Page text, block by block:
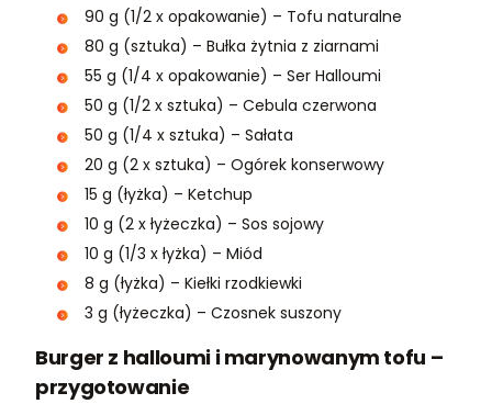
90 g (1/2 x opakowanie) – Tofu naturalne
80 g (sztuka) – Bułka żytnia z ziarnami
55 g (1/4 x opakowanie) – Ser Halloumi
50 g (1/2 x sztuka) – Cebula czerwona
50 g (1/4 x sztuka) – Sałata
20 g (2 x sztuka) – Ogórek konserwowy
15 g (łyżka) – Ketchup
10 g (2 x łyżeczka) – Sos sojowy
10 g (1/3 x łyżka) – Miód
8 g (łyżka) – Kiełki rzodkiewki
3 g (łyżeczka) – Czosnek suszony
Burger z halloumi i marynowanym tofu –
przygotowanie